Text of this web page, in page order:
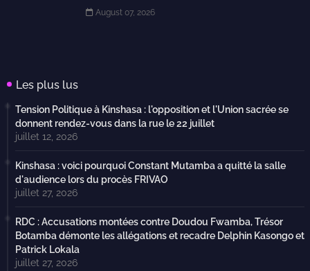
August 07, 2026
Les plus lus
Tension Politique à Kinshasa : l'opposition et l'Union sacrée se
donnent rendez-vous dans la rue le 22 juillet
juillet 12, 2026
Kinshasa : voici pourquoi Constant Mutamba a quitté la salle
d'audience lors du procès FRIVAO
juillet 27, 2026
RDC : Accusations montées contre Doudou Fwamba, Trésor
Botamba démonte les allégations et recadre Delphin Kasongo et
Patrick Lokala
juillet 27, 2026